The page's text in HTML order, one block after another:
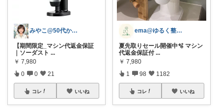
みやこ@50代からの肌悩み解決
【期間限定_マシン代返金保証
｜ソーダスト ...
￥ 7,980
0 0 21
コレ いいね
ema@ゆるく整う暮らし
夏先取りセール開催中🫧 マシン
代返金保証付 ...
￥ 7,980
1 98 1182
コレ いいね